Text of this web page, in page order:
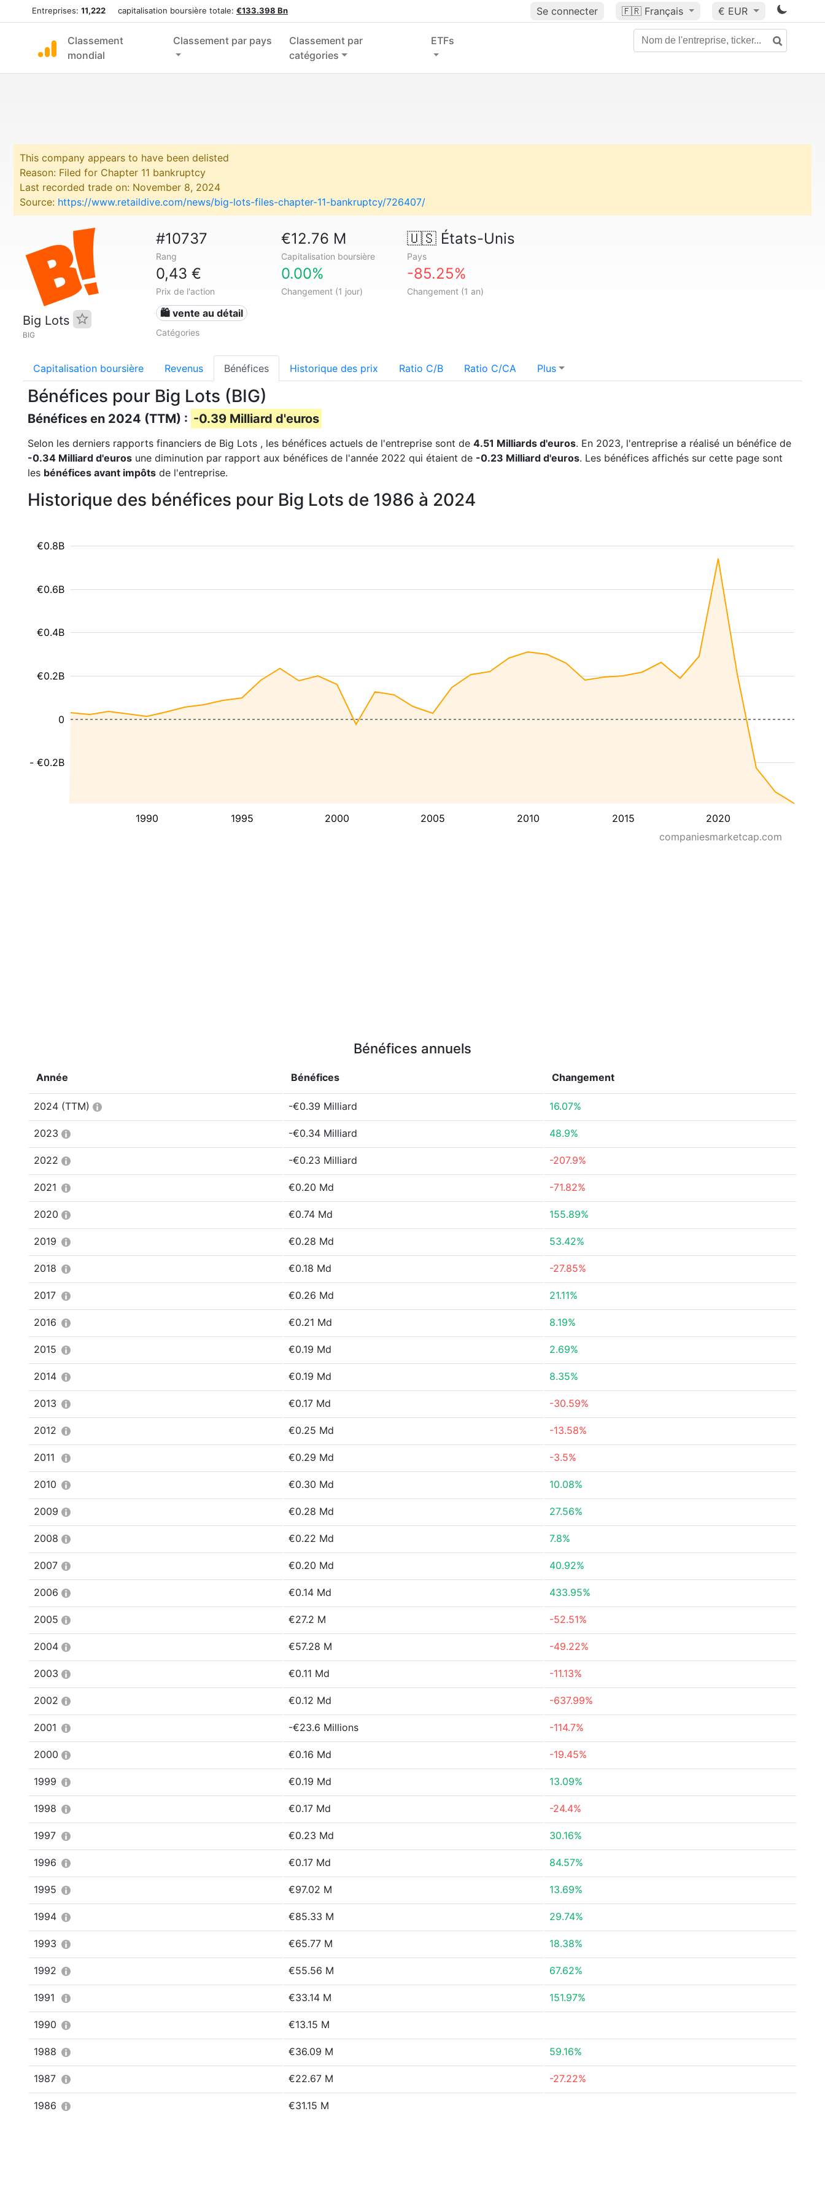
Entreprises: 11,222 capitalisation boursière totale: €133.398 Bn Se connecter 🇫🇷 Français € EUR
Classement
mondial
Classement par pays
Classement par
catégories
ETFs
This company appears to have been delisted
Reason: Filed for Chapter 11 bankruptcy
Last recorded trade on: November 8, 2024
Source: https://www.retaildive.com/news/big-lots-files-chapter-11-bankruptcy/726407/
Big Lots
BIG
#10737
Rang
€12.76 M
Capitalisation boursière
🇺🇸États-Unis
Pays
0,43 €
Prix de l'action
0.00%
Changement (1 jour)
-85.25%
Changement (1 an)
🛍️ vente au détail
Catégories
Capitalisation boursière Revenus Bénéfices Historique des prix Ratio C/B Ratio C/CA Plus
Bénéfices pour Big Lots (BIG)
Bénéfices en 2024 (TTM) : -0.39 Milliard d'euros
Selon les derniers rapports financiers de Big Lots , les bénéfices actuels de l'entreprise sont de 4.51 Milliards d'euros. En 2023, l'entreprise a réalisé un bénéfice de
-0.34 Milliard d'euros une diminution par rapport aux bénéfices de l'année 2022 qui étaient de -0.23 Milliard d'euros. Les bénéfices affichés sur cette page sont
les bénéfices avant impôts de l'entreprise.
Historique des bénéfices pour Big Lots de 1986 à 2024
1990 1995 2000 2005 2010 2015 2020
- €0.2B
€0.2B
€0.4B
€0.6B
€0.8B
0
companiesmarketcap.com
Bénéfices annuels
Année Bénéfices Changement
2024 (TTM) -€0.39 Milliard 16.07%
2023 -€0.34 Milliard 48.9%
2022 -€0.23 Milliard -207.9%
2021 €0.20 Md -71.82%
2020 €0.74 Md 155.89%
2019 €0.28 Md 53.42%
2018 €0.18 Md -27.85%
2017 €0.26 Md 21.11%
2016 €0.21 Md 8.19%
2015 €0.19 Md 2.69%
2014 €0.19 Md 8.35%
2013 €0.17 Md -30.59%
2012 €0.25 Md -13.58%
2011 €0.29 Md -3.5%
2010 €0.30 Md 10.08%
2009 €0.28 Md 27.56%
2008 €0.22 Md 7.8%
2007 €0.20 Md 40.92%
2006 €0.14 Md 433.95%
2005 €27.2 M -52.51%
2004 €57.28 M -49.22%
2003 €0.11 Md -11.13%
2002 €0.12 Md -637.99%
2001 -€23.6 Millions -114.7%
2000 €0.16 Md -19.45%
1999 €0.19 Md 13.09%
1998 €0.17 Md -24.4%
1997 €0.23 Md 30.16%
1996 €0.17 Md 84.57%
1995 €97.02 M 13.69%
1994 €85.33 M 29.74%
1993 €65.77 M 18.38%
1992 €55.56 M 67.62%
1991 €33.14 M 151.97%
1990 €13.15 M
1988 €36.09 M 59.16%
1987 €22.67 M -27.22%
1986 €31.15 M